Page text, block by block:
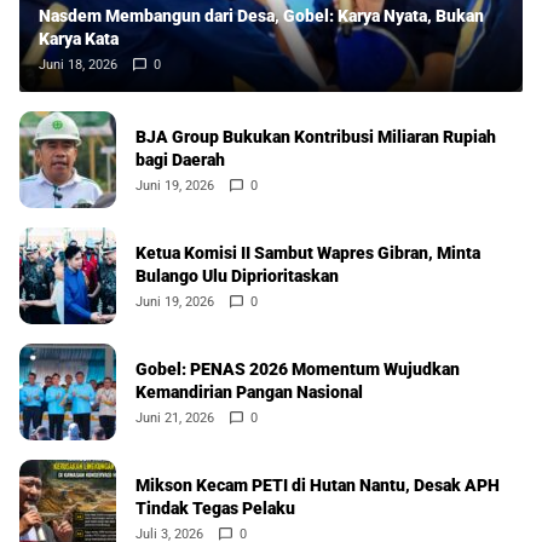
Nasdem Membangun dari Desa, Gobel: Karya Nyata, Bukan
Karya Kata
Juni 18, 2026 0
BJA Group Bukukan Kontribusi Miliaran Rupiah
bagi Daerah
Juni 19, 2026 0
Ketua Komisi II Sambut Wapres Gibran, Minta
Bulango Ulu Diprioritaskan
Juni 19, 2026 0
Gobel: PENAS 2026 Momentum Wujudkan
Kemandirian Pangan Nasional
Juni 21, 2026 0
Mikson Kecam PETI di Hutan Nantu, Desak APH
Tindak Tegas Pelaku
Juli 3, 2026 0